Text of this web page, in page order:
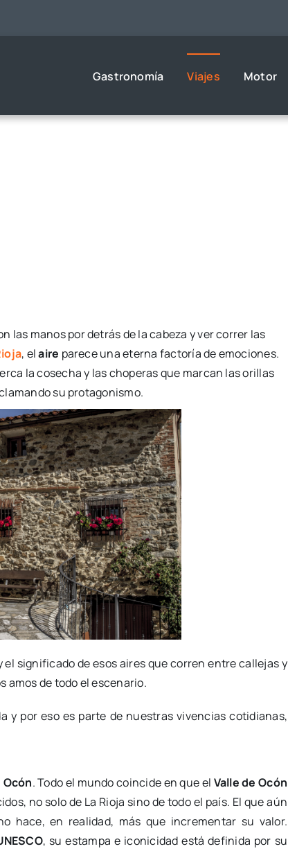
Gastronomía Viajes Motor
las manos por detrás de la cabeza y ver correr las
, elaire parece una eterna factoría de emociones.
la cosecha y las choperas que marcan las orillas
su protagonismo.
significado de esos aires que corren entre callejas y
amos de todo el escenario.
y por eso es parte de nuestras vivencias cotidianas,
. Todo el mundo coincide en que el Valle de Ocón
no solo de La Rioja sino de todo el país. El que aún
hace, en realidad, más que incrementar su valor.
, su estampa e iconicidad está definida por su